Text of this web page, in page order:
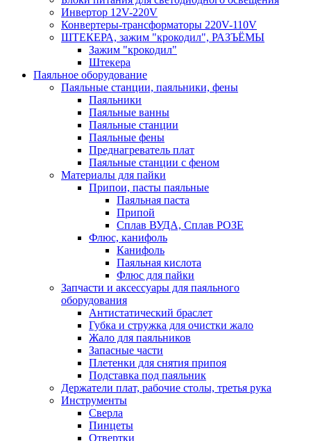
Инвертор 12V-220V
Конвертеры-трансформаторы 220V-110V
ШТЕКЕРА, зажим "крокодил", РАЗЪЁМЫ
Зажим "крокодил"
Штекера
Паяльное оборудование
Паяльные станции, паяльники, фены
Паяльники
Паяльные ванны
Паяльные станции
Паяльные фены
Преднагреватель плат
Паяльные станции с феном
Материалы для пайки
Припои, пасты паяльные
Паяльная паста
Припой
Сплав ВУДА, Сплав РОЗЕ
Флюс, канифоль
Канифоль
Паяльная кислота
Флюс для пайки
Запчасти и аксессуары для паяльного
оборудования
Антистатический браслет
Губка и стружка для очистки жало
Жало для паяльников
Запасные части
Плетенки для снятия припоя
Подставка под паяльник
Держатели плат, рабочие столы, третья рука
Инструменты
Сверла
Пинцеты
Отвертки